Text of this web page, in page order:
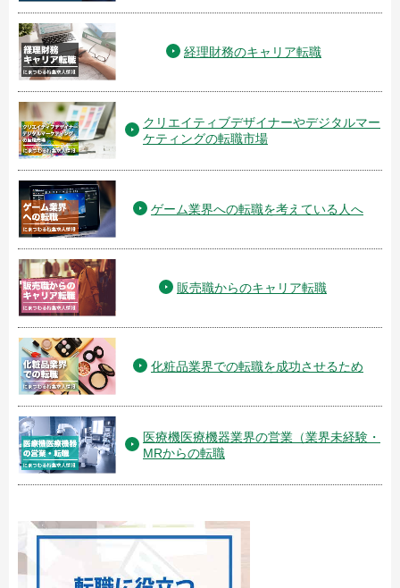
経理財務のキャリア転職
クリエイティブデザイナーやデジタルマー
ケティングの転職市場
ゲーム業界への転職を考えている人へ
販売職からのキャリア転職
化粧品業界での転職を成功させるため
医療機医療機器業界の営業（業界未経験・
MRからの転職